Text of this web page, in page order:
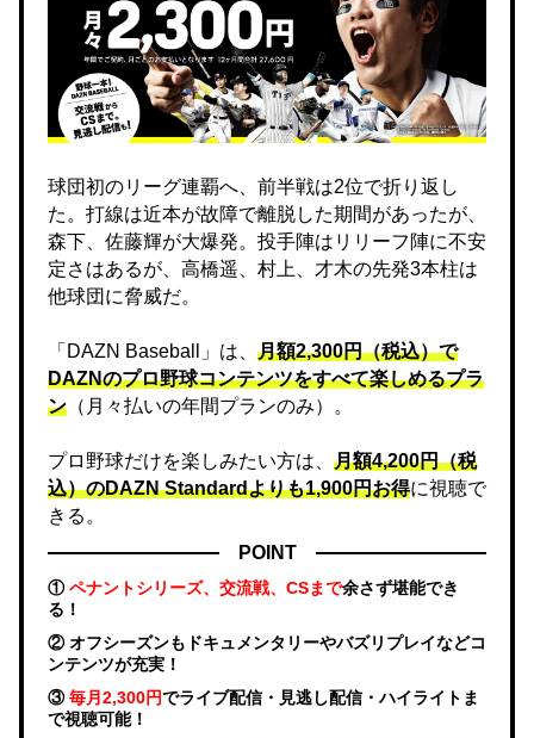
球団初のリーグ連覇へ、前半戦は2位で折り返し
た。打線は近本が故障で離脱した期間があったが、
森下、佐藤輝が大爆発。投手陣はリリーフ陣に不安
定さはあるが、高橋遥、村上、才木の先発3本柱は
他球団に脅威だ。
「DAZN Baseball」は、 月額2,300円（税込）で
DAZNのプロ野球コンテンツをすべて楽しめるプラ
ン （月々払いの年間プランのみ）。
プロ野球だけを楽しみたい方は、 月額4,200円（税
込）のDAZN Standard​よりも1,900円お得に視聴で
きる。
POINT
①ペナントシリーズ、交流戦、CSまで余さず堪能でき
る！
② オフシーズンもドキュメンタリーやバズリプレイなどコ
ンテンツが充実！
③毎月2,300円でライブ配信・見逃し配信・ハイライトま
で視聴可能！